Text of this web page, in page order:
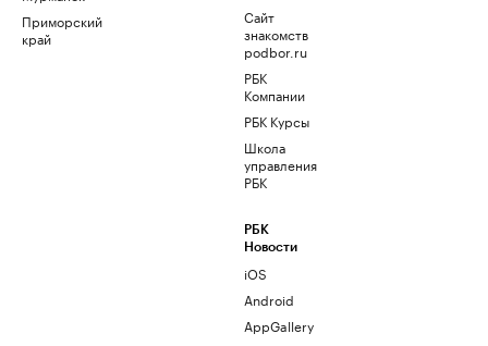
Приморский
край
Сайт
знакомств
podbor.ru
РБК
Компании
РБК Курсы
Школа
управления
РБК
РБК
Новости
iOS
Android
AppGallery